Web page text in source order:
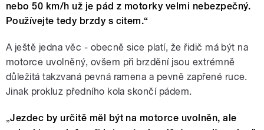
nebo 50 km/h už je pád z motorky velmi nebezpečný.
Používejte tedy brzdy s citem.“
A ještě jedna věc - obecně sice platí, že řidič má být na
motorce uvolněný, ovšem při brzdění jsou extrémně
důležitá takzvaná pevná ramena a pevně zapřené ruce.
Jinak prokluz předního kola skončí pádem.
„Jezdec by určitě měl být na motorce uvolněn, ale